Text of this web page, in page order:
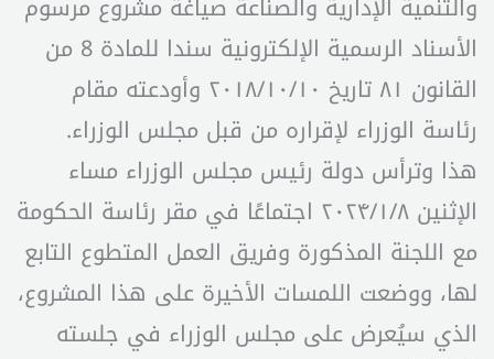
الأسناد الرسمية الإلكترونية سندا للمادة 8 من
القانون ۸۱ تاريخ ۲۰۱۸/۱۰/۱۰ وأودعته مقام
رئاسة الوزراء لإقراره من قبل مجلس الوزراء.
هذا وترأس دولة رئيس مجلس الوزراء مساء
الإثنين ۲۰۲۴/۱/۸ اجتماعًا في مقر رئاسة الحكومة
مع اللجنة المذكورة وفريق العمل المتطوع التابع
لها، ووضعت اللمسات الأخيرة على هذا المشروع،
الذي سيُعرض على مجلس الوزراء في جلسته